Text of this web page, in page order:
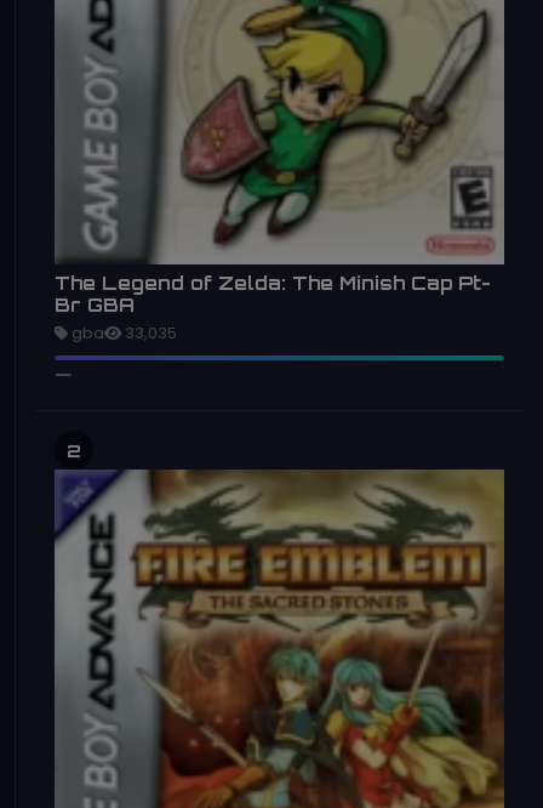
The Legend of Zelda: The Minish Cap Pt-
Br GBA
gba 33,035
2